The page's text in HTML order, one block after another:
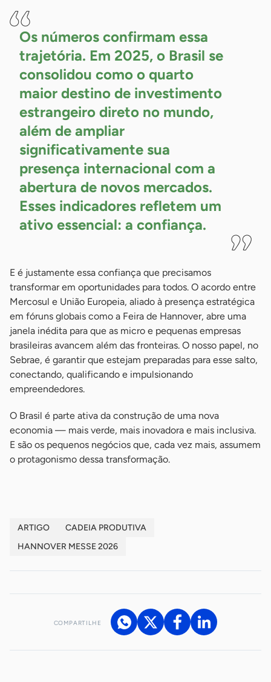
Os números confirmam essa
trajetória. Em 2025, o Brasil se
consolidou como o quarto
maior destino de investimento
estrangeiro direto no mundo,
além de ampliar
significativamente sua
presença internacional com a
abertura de novos mercados.
Esses indicadores refletem um
ativo essencial: a confiança.
E é justamente essa confiança que precisamos
transformar em oportunidades para todos. O acordo entre
Mercosul e União Europeia, aliado à presença estratégica
em fóruns globais como a Feira de Hannover, abre uma
janela inédita para que as micro e pequenas empresas
brasileiras avancem além das fronteiras. O nosso papel, no
Sebrae, é garantir que estejam preparadas para esse salto,
conectando, qualificando e impulsionando
empreendedores.
O Brasil é parte ativa da construção de uma nova
economia — mais verde, mais inovadora e mais inclusiva.
E são os pequenos negócios que, cada vez mais, assumem
o protagonismo dessa transformação.
ARTIGO
CADEIA PRODUTIVA
HANNOVER MESSE 2026
COMPARTILHE